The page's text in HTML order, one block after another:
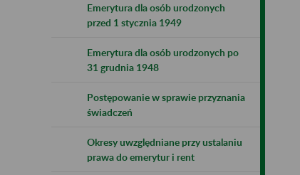
Emerytura dla osób urodzonych
przed 1 stycznia 1949
Emerytura dla osób urodzonych po
31 grudnia 1948
Postępowanie w sprawie przyznania
świadczeń
Okresy uwzględniane przy ustalaniu
prawa do emerytur i rent